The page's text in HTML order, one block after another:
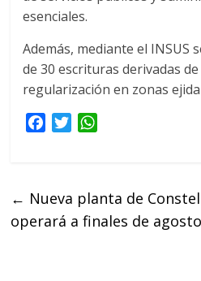
esenciales.
Además, mediante el INSUS
de 30 escrituras derivadas
regularización en zonas
b
o
T
t
e
s
A
← Nueva planta de
operará a finales de agosto